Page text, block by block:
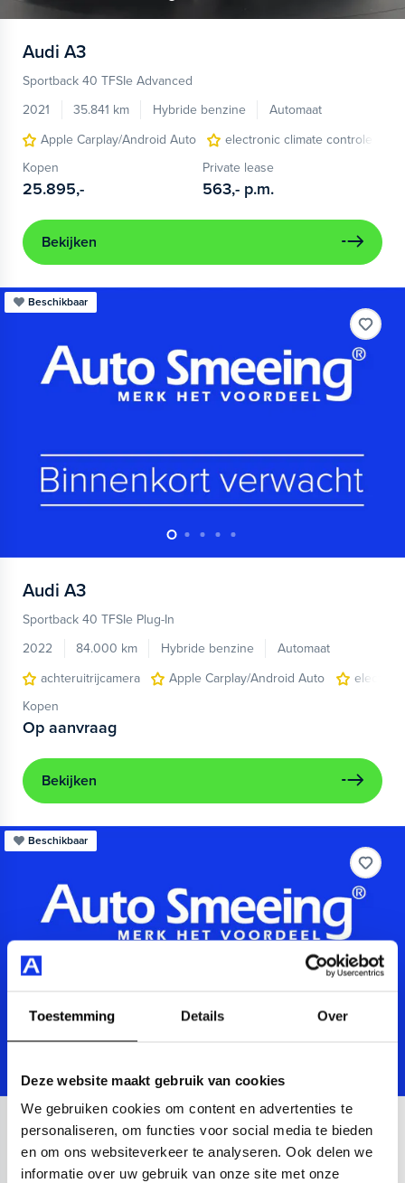
Toestemming Details Over
Deze website maakt gebruik van cookies
We gebruiken cookies om content en advertenties te
personaliseren, om functies voor social media te bieden
en om ons websiteverkeer te analyseren. Ook delen we
informatie over uw gebruik van onze site met onze
Audi A3
Sportback 40 TFSIe Advanced
2021
35.841 km Hybride benzine
Automaat
Apple Carplay/Android Auto
electronic climate controle
Kopen
25.895,-
Private lease
563,- p.m.
Bekijken
Beschikbaar
Audi A3
Sportback 40 TFSIe Plug-In
2022
84.000 km Hybride benzine
Automaat
achteruitrijcamera
Apple Carplay/Android Auto
Kopen
Op aanvraag
Bekijken
Beschikbaar
Audi A3
Sportback 40 TFSIe Advanced